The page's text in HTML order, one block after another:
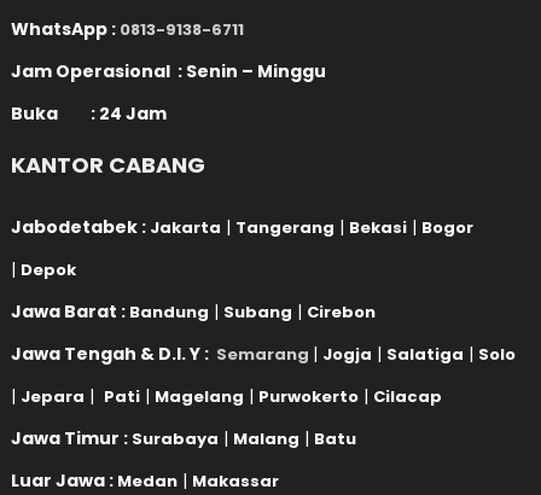
WhatsApp : 0813-9138-6711
Jam Operasional : Senin – Minggu
Buka : 24 Jam
KANTOR CABANG
Jabodetabek : Jakarta | Tangerang | Bekasi | Bogor
| Depok
Jawa Barat : Bandung | Subang | Cirebon
Jawa Tengah & D.I. Y : Semarang | Jogja | Salatiga | Solo
| Jepara | Pati | Magelang | Purwokerto | Cilacap
Jawa Timur : Surabaya | Malang | Batu
Luar Jawa : Medan | Makassar